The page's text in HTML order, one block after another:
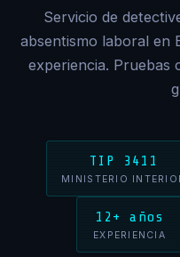
Servicio de
absentismo laboral en
experiencia. Pruebas
TIP 3411
MINISTERIO
12+ años
EXPERIENCIA